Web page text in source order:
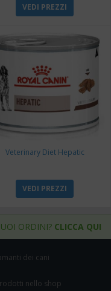
VEDI PREZZI
Veterinary Diet Hepatic
VEDI PREZZI
ORDINI? CLICCA QUI
dei cani
nello shop